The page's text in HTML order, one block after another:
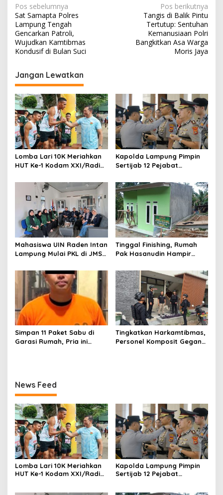
N
a
v
i
a
s
i
p
o
s
Pos sebelumnya
Sat Samapta Polres
Lampung Tengah
Gencarkan Patroli,
Wujudkan Kamtibmas
Kondusif di Bulan Suci
Pos berikutnya
Tangis di Balik Pintu
Tertutup: Sentuhan
Kemanusiaan Polri
Bangkitkan Asa Warga
Moris Jaya
Jangan Lewatkan
Lomba Lari 10K Meriahkan
HUT Ke-1 Kodam XXI/Radin
Kapolda Lampung Pimpin
Sertijab 12 Pejabat
Organisasi dan Pelayanan
Polri Presisi
Mahasiswa UIN Raden Intan
Lampung Mulai PKL di JMSI
Tinggal Finishing, Rumah
Pak Hasanudin Hampir
TMMD (TNI Manunggal
Membangun Desa)
Simpan 11 Paket Sabu di
Garasi Rumah, Pria ini
Tingkatkan Harkamtibmas,
Personel Komposit Gegana
News Feed
Lomba Lari 10K Meriahkan
HUT Ke-1 Kodam XXI/Radin
Kapolda Lampung Pimpin
Sertijab 12 Pejabat